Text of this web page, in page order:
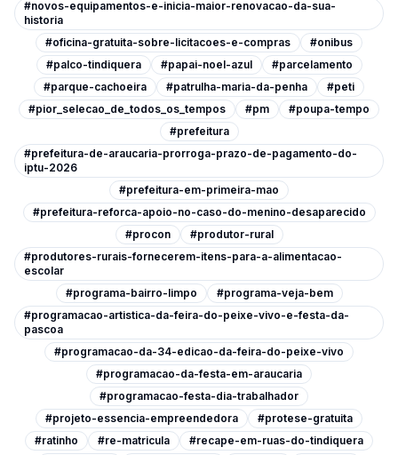
#novos-equipamentos-e-inicia-maior-renovacao-da-sua-
historia
#oficina-gratuita-sobre-licitacoes-e-compras
#onibus
#palco-tindiquera
#papai-noel-azul
#parcelamento
#parque-cachoeira
#patrulha-maria-da-penha
#peti
#pior_selecao_de_todos_os_tempos
#pm
#poupa-tempo
#prefeitura
#prefeitura-de-araucaria-prorroga-prazo-de-pagamento-do-
iptu-2026
#prefeitura-em-primeira-mao
#prefeitura-reforca-apoio-no-caso-do-menino-desaparecido
#procon
#produtor-rural
#produtores-rurais-fornecerem-itens-para-a-alimentacao-
escolar
#programa-bairro-limpo
#programa-veja-bem
#programacao-artistica-da-feira-do-peixe-vivo-e-festa-da-
pascoa
#programacao-da-34-edicao-da-feira-do-peixe-vivo
#programacao-da-festa-em-araucaria
#programacao-festa-dia-trabalhador
#projeto-essencia-empreendedora
#protese-gratuita
#ratinho
#re-matricula
#recape-em-ruas-do-tindiquera